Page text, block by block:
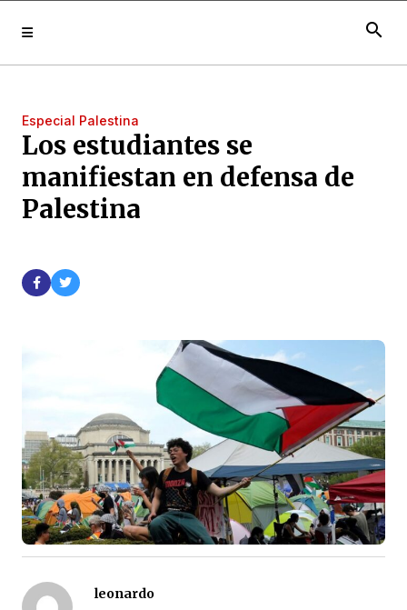
search
Especial Palestina
Los estudiantes se
manifiestan en defensa de
Palestina
leonardo